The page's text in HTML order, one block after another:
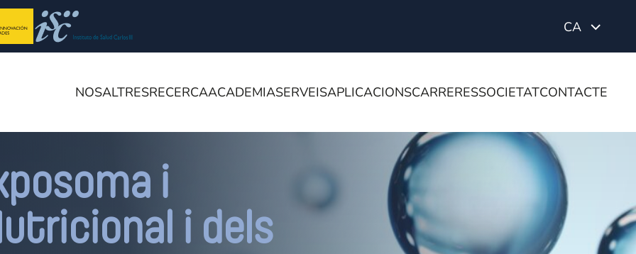
CA
NOSALTRESRECERCAACADEMIASERVEISAPLICACIONSCARRERESSOCIETATCONTACTE
i
i dels